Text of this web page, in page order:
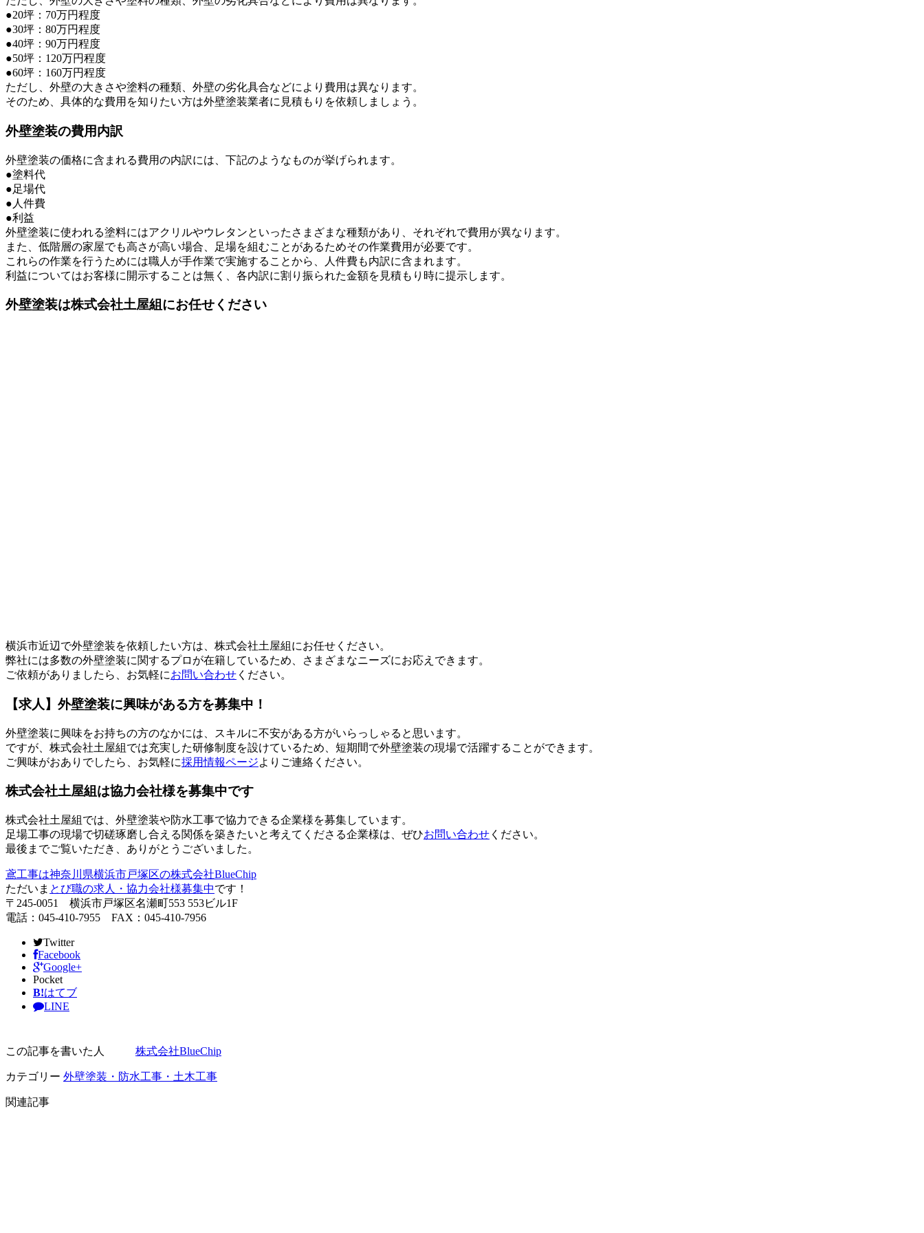
●20坪：70万円程度
●30坪：80万円程度
●40坪：90万円程度
●50坪：120万円程度
●60坪：160万円程度
ただし、外壁の大きさや塗料の種類、外壁の劣化具合などにより費用は異なります。
そのため、具体的な費用を知りたい方は外壁塗装業者に見積もりを依頼しましょう。
外壁塗装の費用内訳
外壁塗装の価格に含まれる費用の内訳には、下記のようなものが挙げられます。
●塗料代
●足場代
●人件費
●利益
外壁塗装に使われる塗料にはアクリルやウレタンといったさまざまな種類があり、それぞれで費用が異なります。
また、低階層の家屋でも高さが高い場合、足場を組むことがあるためその作業費用が必要です。
これらの作業を行うためには職人が手作業で実施することから、人件費も内訳に含まれます。
利益についてはお客様に開示することは無く、各内訳に割り振られた金額を見積もり時に提示します。
外壁塗装は株式会社土屋組にお任せください
横浜市近辺で外壁塗装を依頼したい方は、株式会社土屋組にお任せください。
弊社には多数の外壁塗装に関するプロが在籍しているため、さまざまなニーズにお応えできます。
ご依頼がありましたら、お気軽にお問い合わせ ください。
【求人】外壁塗装に興味がある方を募集中！
外壁塗装に興味をお持ちの方のなかには、スキルに不安がある方がいらっしゃると思います。
ですが、株式会社土屋組では充実した研修制度を設けているため、短期間で外壁塗装の現場で活躍することができます。
ご興味がおありでしたら、お気軽に採用情報ページよりご連絡ください。
株式会社土屋組は協力会社様を募集中です
株式会社土屋組では、外壁塗装や防水工事で協力できる企業様を募集しています。
足場工事の現場で切磋琢磨し合える関係を築きたいと考えてくださる企業様は、ぜひお問い合わせ ください。
最後までご覧いただき、ありがとうございました。
鳶工事は神奈川県横浜市戸塚区の株式会社BlueChip
ただいま とび職の求人・協力会社様募集中です！
〒245-0051 横浜市戸塚区名瀬町553 553ビル1F
電話：045-410-7955 FAX：045-410-7956
Twitter
Facebook
Google+
Pocket
B!はてブ
LINE
この記事を書いた人 株式会社BlueChip
カテゴリー 外壁塗装・防水工事・土木工事
関連記事